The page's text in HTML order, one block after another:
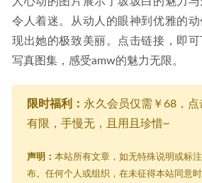
令人着迷。从动人的眼神到优雅的
现出她的极致美丽。点击链接，即
写真图集，感受amw的魅力无限。
限时福利： 永久会员仅需￥68，点
有限，手慢无，且用且珍惜~
声明： 本站所有文章，如无特殊说明或标
布。任何个人或组织，在未征得本站同意